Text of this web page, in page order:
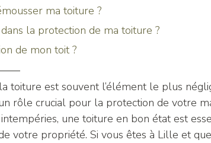
ma toiture ?
la protection de ma toiture ?
de mon toit ?
toiture est souvent l’élément le plus
rôle crucial pour la protection de votre
une toiture en bon état est
votre propriété. Si vous êtes à Lille et